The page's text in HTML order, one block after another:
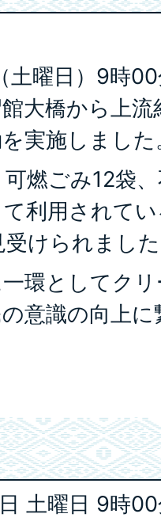
土曜日）9時
大橋から上
実施しました
燃ごみ12袋
利用されて
けられまし
環としてク
意識の向上
土曜日 9時